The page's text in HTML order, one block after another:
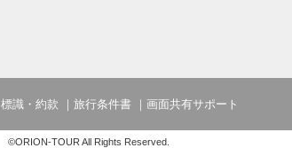
標識・約款 旅行条件書 画面共有サポート
©ORION-TOUR All Rights Reserved.